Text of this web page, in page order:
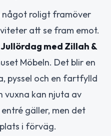
något roligt framöver
att se fram emot.
Jullördag med Zillah &
Möbeln. Det blir en
pyssel och en fartfylld
vuxna kan njuta av
gäller, men det
i förväg.